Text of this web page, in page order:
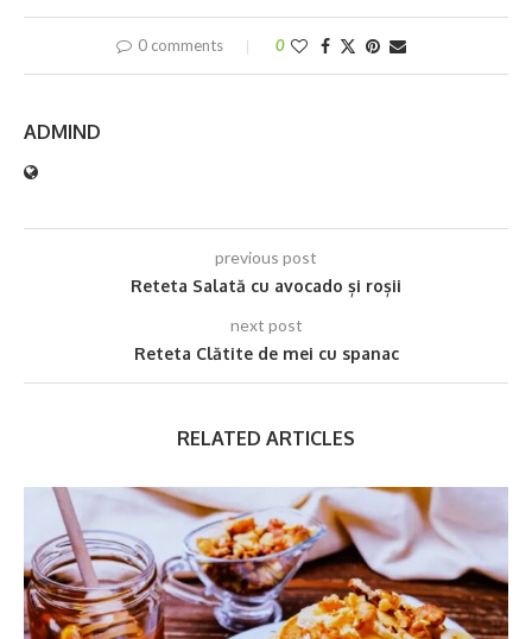
0 comments 0
ADMIND
previous post
Reteta Salată cu avocado și roșii
next post
Reteta Clătite de mei cu spanac
RELATED ARTICLES